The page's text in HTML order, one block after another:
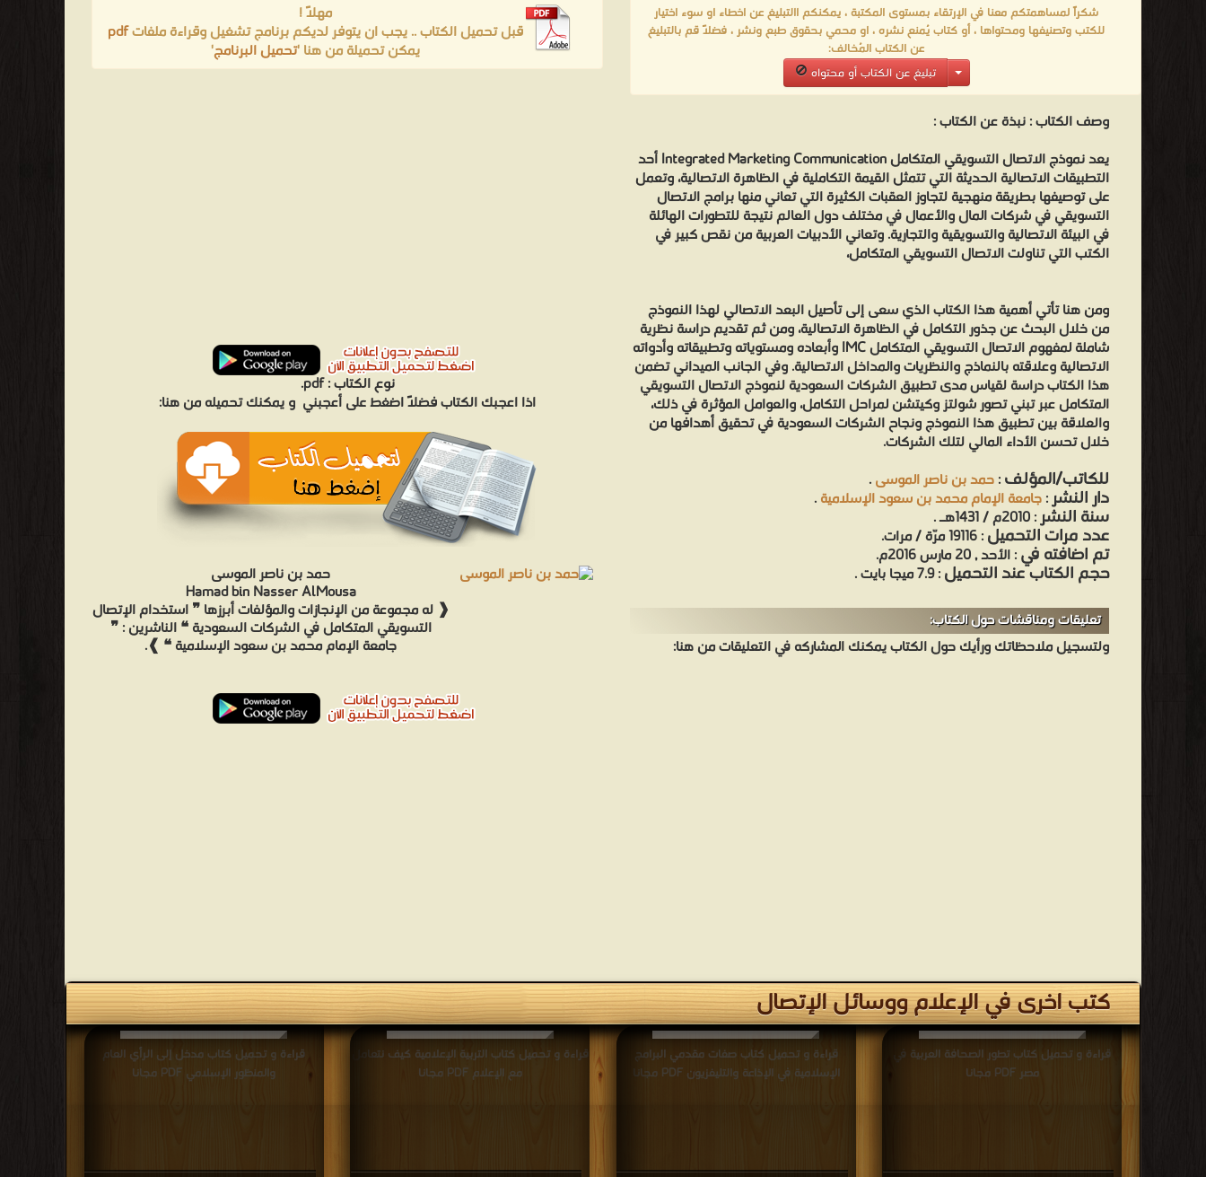
شكراً لمساهمتكم معنا في الإرتقاء بمستوى المكتبة ، يمكنكم االتبليغ عن اخطاء او سوء اختيار
للكتب وتصنيفها ومحتواها ، أو كتاب يُمنع نشره ، او محمي بحقوق طبع ونشر ، فضلاً قم بالتبليغ
عن الكتاب المُخالف:
تبليغ عن الكتاب أو محتواه
وصف الكتاب :نبذة عن الكتاب :
يعد نموذج الاتصال التسويقي المتكامل Integrated Marketing Communication أحد
التطبيقات الاتصالية الحديثة التي تتمثل القيمة التكاملية في الظاهرة الاتصالية، وتعمل
على توصيفها بطريقة منهجية لتجاوز العقبات الكثيرة التي تعاني منها برامج الاتصال
التسويقي في شركات المال والأعمال في مختلف دول العالم نتيجة للتطورات الهائلة
في البيئة الاتصالية والتسويقية والتجارية. وتعاني الأدبيات العربية من نقص كبير في
الكتب التي تناولت الاتصال التسويقي المتكامل،
ومن هنا تأتي أهمية هذا الكتاب الذي سعى إلى تأصيل البعد الاتصالي لهذا النموذج
من خلال البحث عن جذور التكامل في الظاهرة الاتصالية، ومن ثم تقديم دراسة نظرية
شاملة لمفهوم الاتصال التسويقي المتكامل IMC وأبعاده ومستوياته وتطبيقاته وأدواته
الاتصالية وعلاقته بالنماذج والنظريات والمداخل الاتصالية. وفي الجانب الميداني تضمن
هذا الكتاب دراسة لقياس مدى تطبيق الشركات السعودية لنموذج الاتصال التسويقي
المتكامل عبر تبني تصور شولتز وكيتشن لمراحل التكامل، والعوامل المؤثرة في ذلك،
والعلاقة بين تطبيق هذا النموذج ونجاح الشركات السعودية في تحقيق أهدافها من
خلال تحسن الأداء المالي لتلك الشركات.
للكاتب/المؤلف:حمد بن ناصر الموسى.
دار النشر:جامعة الإمام محمد بن سعود الإسلامية.
سنة النشر: 2010م / 1431هـ .
عدد مرات التحميل: 19116 مرّة / مرات.
تم اضافته في: الأحد , 20 مارس 2016م.
حجم الكتاب عند التحميل: 7.9 ميجا بايت .
تعليقات ومناقشات حول الكتاب:
ولتسجيل ملاحظاتك ورأيك حول الكتاب يمكنك المشاركه في التعليقات من هنا:
مهلاً !
قبل تحميل الكتاب .. يجب ان يتوفر لديكم برنامج تشغيل وقراءة ملفاتpdf
يمكن تحميلة من هنا 'تحميل البرنامج'
نوع الكتاب :pdf.
اذا اعجبك الكتاب فضلاً اضغط على أعجبني و يمكنك تحميله من هنا:
حمد بن ناصر الموسى
Hamad bin Nasser AlMousa
❰ له مجموعة من الإنجازات والمؤلفات أبرزها ❞ استخدام الإتصال
التسويقي المتكامل في الشركات السعودية ❝ الناشرين : ❞
جامعة الإمام محمد بن سعود الإسلامية ❝ ❱.
كتب اخرى في الإعلام ووسائل الإتصال
قراءة و تحميل كتاب مدخل إلى الرأي العام
والمنظور الإسلامي PDF مجانا
قراءة و تحميل كتاب التربية الإعلامية كيف نتعامل
مع الإعلام PDF مجانا
قراءة و تحميل كتاب صفات مقدمي البرامج
الإسلامية في الإذاعة والتليفزيون PDF مجانا
قراءة و تحميل كتاب تطور الصحافة العربية في
مصر PDF مجانا